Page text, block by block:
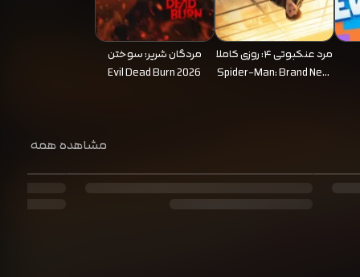
مرد عنکبوتی ۴: روزی کاملا
تازه
Spider-Man: Brand New
مردگان شریر: سوختن
Evil Dead Burn 2026
مشاهده همه